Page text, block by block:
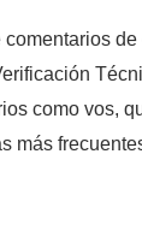
como vos,
más